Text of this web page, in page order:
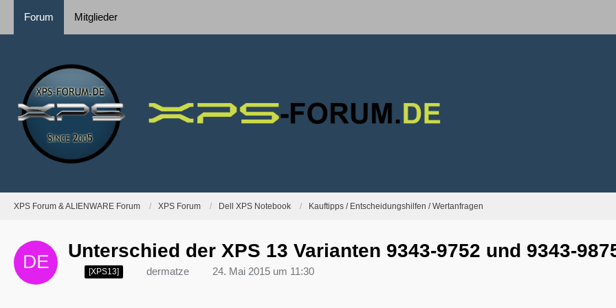
Forum Mitglieder
XPS Forum & ALIENWARE Forum XPS Forum Dell XPS Notebook Kauftipps / Entscheidungshilfen / Wertanfragen
Unterschied der XPS 13 Varianten 9343-9752 und 9343-
[XPS13] dermatze 24. Mai 2015 um 11:30